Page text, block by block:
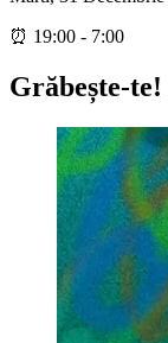
⏰ 19:00 - 7:00
Grăbește-te!